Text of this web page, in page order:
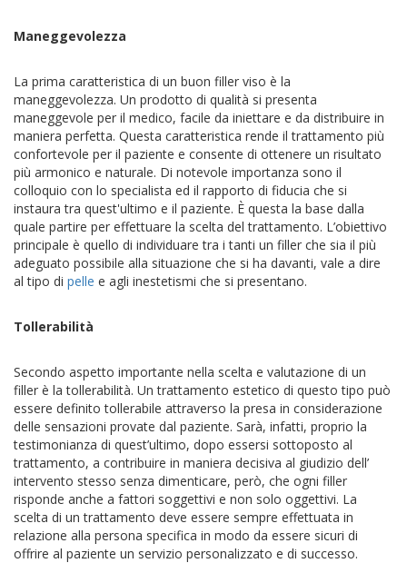
Maneggevolezza
La prima caratteristica di un buon filler viso è la
maneggevolezza. Un prodotto di qualità si presenta
maneggevole per il medico, facile da iniettare e da distribuire in
maniera perfetta. Questa caratteristica rende il trattamento più
confortevole per il paziente e consente di ottenere un risultato
più armonico e naturale. Di notevole importanza sono il
colloquio con lo specialista ed il rapporto di fiducia che si
instaura tra quest'ultimo e il paziente. È questa la base dalla
quale partire per effettuare la scelta del trattamento. L’obiettivo
principale è quello di individuare tra i tanti un filler che sia il più
adeguato possibile alla situazione che si ha davanti, vale a dire
al tipo di pelle e agli inestetismi che si presentano.
Tollerabilità
Secondo aspetto importante nella scelta e valutazione di un
filler è la tollerabilità. Un trattamento estetico di questo tipo può
essere definito tollerabile attraverso la presa in considerazione
delle sensazioni provate dal paziente. Sarà, infatti, proprio la
testimonianza di quest’ultimo, dopo essersi sottoposto al
trattamento, a contribuire in maniera decisiva al giudizio dell’
intervento stesso senza dimenticare, però, che ogni filler
risponde anche a fattori soggettivi e non solo oggettivi. La
scelta di un trattamento deve essere sempre effettuata in
relazione alla persona specifica in modo da essere sicuri di
offrire al paziente un servizio personalizzato e di successo.